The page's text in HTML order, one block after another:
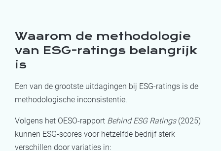
Waarom de methodologie
van ESG-ratings belangrijk
is
Een van de grootste uitdagingen bij ESG-ratings is de
methodologische inconsistentie.
Volgens het OESO-rapport Behind ESG Ratings(2025)
kunnen ESG-scores voor hetzelfde bedrijf sterk
verschillen door variaties in: